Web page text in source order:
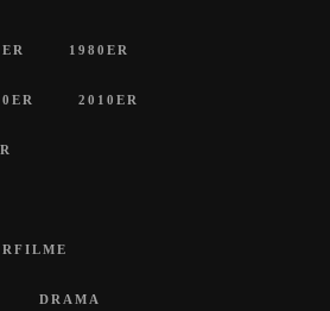
1980ER
2010ER
DRAMA